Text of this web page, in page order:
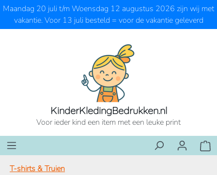
Ga naar de hoofdinhoud
Maandag 20 juli t/m Woensdag 12 augustus 2026 zijn wij met
vakantie. Voor 13 juli besteld = voor de vakantie geleverd
KinderKledingBedrukken.nl
Voor ieder kind een item met een leuke print
T-shirts & Truien